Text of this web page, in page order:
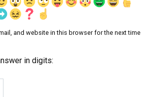
and website in this browser for the next time
in digits: